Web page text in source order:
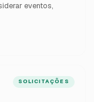
eventos,
SOLICITAÇÕES